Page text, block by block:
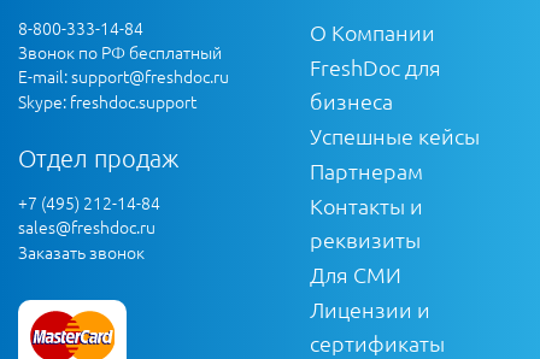
8-800-333-14-84
Звонок по РФ бесплатный
E-mail:support@freshdoc.ru
Skype: freshdoc.support
Отдел продаж
+7 (495) 212-14-84
sales@freshdoc.ru
Заказать звонок
О Компании
FreshDoc для
бизнеса
Успешные кейсы
Партнерам
Контакты и
реквизиты
Для СМИ
Лицензии и
сертификаты